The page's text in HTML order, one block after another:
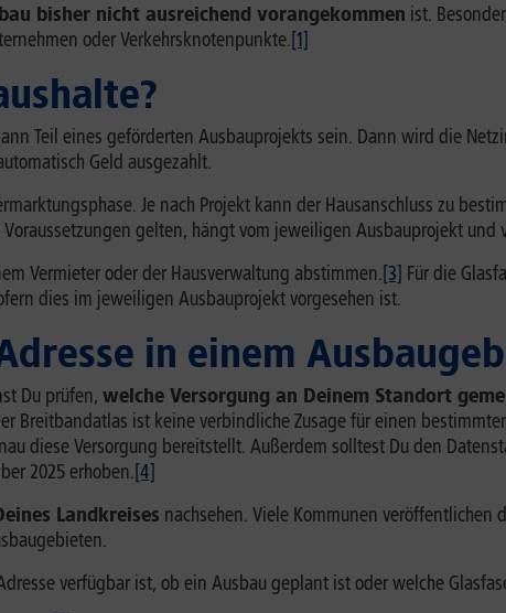
bisher nicht ausreichend vorangekommen ist.
oder Verkehrsknotenpunkte.[1]
Teil eines geförderten Ausbauprojekts sein. Dann wird die
Geld ausgezahlt.
Je nach Projekt kann der Hausanschluss zu
gelten, hängt vom jeweiligen Ausbauprojekt und
Vermieter oder der Hausverwaltung abstimmen.[3] Für die
dies im jeweiligen Ausbauprojekt vorgesehen ist.
in einem
Du prüfen, welche Versorgung an Deinem Standort
Breitbandatlas ist keine verbindliche Zusage für einen
diese Versorgung bereitstellt. Außerdem solltest Du den
2025 erhoben.[4]
Landkreises nachsehen. Viele Kommunen veröffentlichen
verfügbar ist, ob ein Ausbau geplant ist oder welche